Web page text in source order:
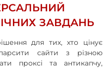
ЗАВДАНЬ
для тих, хто цінує
сайти з різною
проксі та антикапчу,